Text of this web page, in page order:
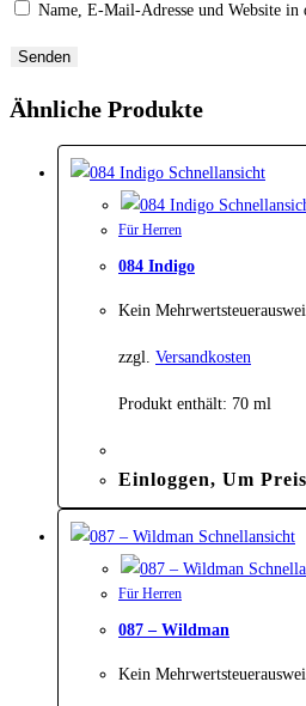
Name, E-Mail-Adresse und Website in
Ähnliche Produkte
Schnellansicht
Für Herren
084 Indigo
Kein
zzgl. Versandkosten
Produkt enthält: 70 ml
Einloggen, Um
Schnellansicht
Für Herren
087 – Wildman
Kein